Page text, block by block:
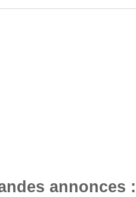
annonces